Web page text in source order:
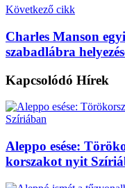
Következő cikk
Charles Manson
szabadlábra
Kapcsolódó Hírek
Aleppo esése:
korszakot nyit